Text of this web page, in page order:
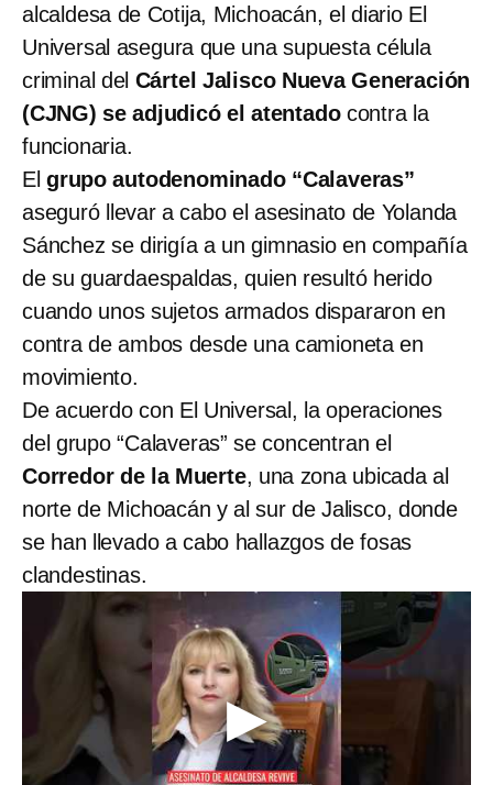
alcaldesa de Cotija, Michoacán, el diario El
Universal asegura que una supuesta célula
criminal del Cártel Jalisco Nueva Generación
(CJNG) se adjudicó el atentadocontra la
funcionaria.
El grupo autodenominado “Calaveras”
aseguró llevar a cabo el asesinato de Yolanda
Sánchez se dirigía a un gimnasio en compañía
de su guardaespaldas, quien resultó herido
cuando unos sujetos armados dispararon en
contra de ambos desde una camioneta en
movimiento.
De acuerdo con El Universal, la operaciones
del grupo “Calaveras” se concentran el
Corredor de la Muerte, una zona ubicada al
norte de Michoacán y al sur de Jalisco, donde
se han llevado a cabo hallazgos de fosas
clandestinas.